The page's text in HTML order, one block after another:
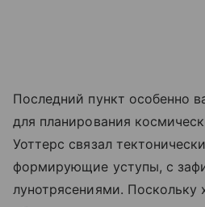
Последний пункт особенно
для планирования
Уоттерс связал
формирующие уступы, с
лунотрясениями. Поскольку